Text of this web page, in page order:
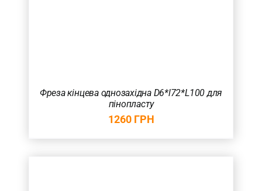
Фреза кінцева однозахідна D6*l72*L100 для
пінопласту
1260 ГРН